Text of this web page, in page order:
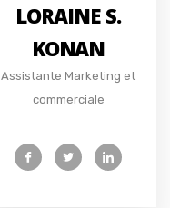
LORAINE S.
KONAN
Assistante Marketing et
commerciale